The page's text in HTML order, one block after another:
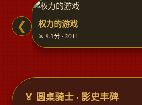
❮ 权力的游戏
⚔️ 9.3分 · 2011
🏅 圆桌骑士 · 影史丰碑